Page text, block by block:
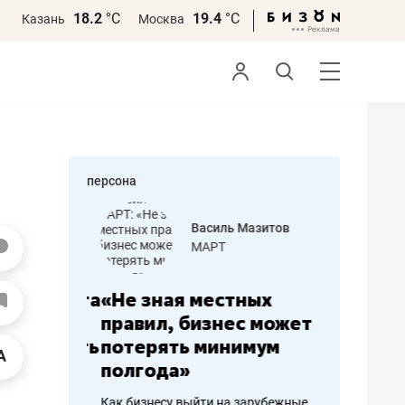
Казань 18.2 °С Москва 19.4 °С
персона
работа
Василь Мазитов
МАРТ
«Не зная местных
правил, бизнес может
потерять минимум
полгода»